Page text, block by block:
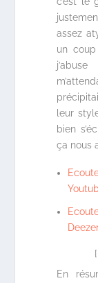
assez
un coup
leur
bien
ça nous
En